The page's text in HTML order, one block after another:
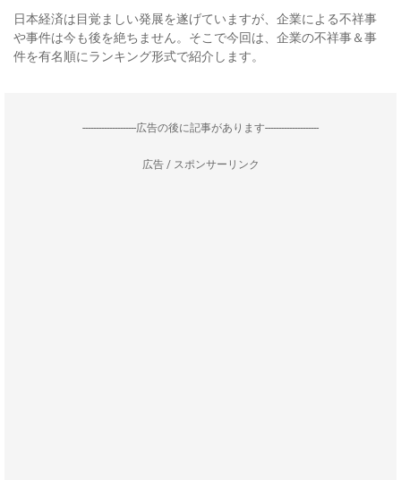
日本経済は目覚ましい発展を遂げていますが、企業による不祥事
や事件は今も後を絶ちません。そこで今回は、企業の不祥事＆事
件を有名順にランキング形式で紹介します。
--------------------広告の後に記事があります--------------------
広告 / スポンサーリンク